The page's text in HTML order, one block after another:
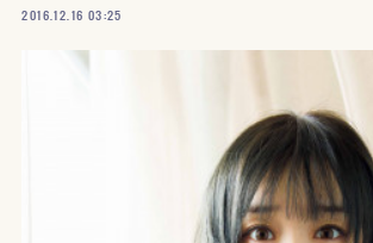
2016.12.16 03:25